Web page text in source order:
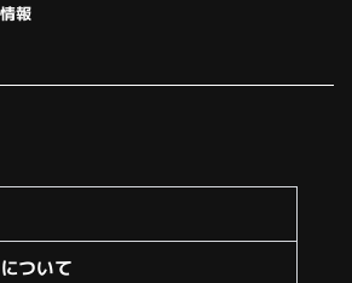
報
ついて